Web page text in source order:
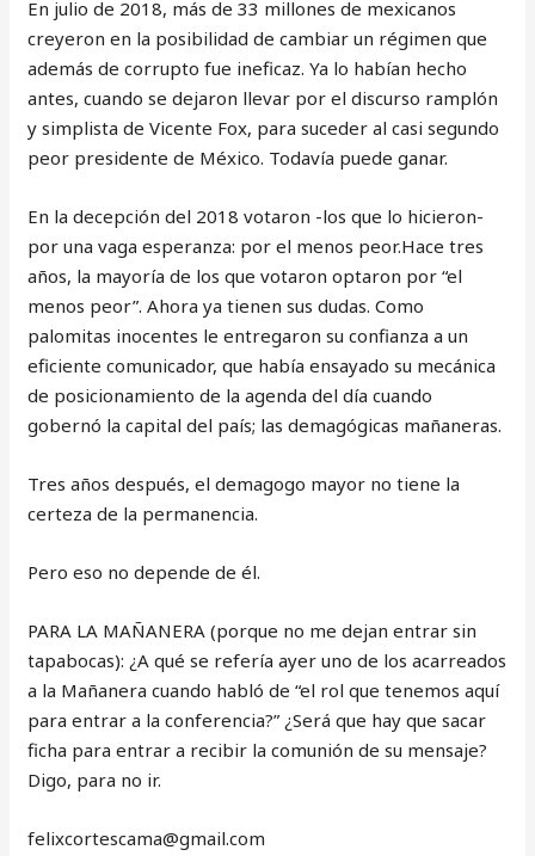
En julio de 2018, más de 33 millones de mexicanos
creyeron en la posibilidad de cambiar un régimen que
además de corrupto fue ineficaz. Ya lo habían hecho
antes, cuando se dejaron llevar por el discurso ramplón
y simplista de Vicente Fox, para suceder al casi segundo
peor presidente de México. Todavía puede ganar.
En la decepción del 2018 votaron -los que lo hicieron-
por una vaga esperanza: por el menos peor.Hace tres
años, la mayoría de los que votaron optaron por “el
menos peor”. Ahora ya tienen sus dudas. Como
palomitas inocentes le entregaron su confianza a un
eficiente comunicador, que había ensayado su mecánica
de posicionamiento de la agenda del día cuando
gobernó la capital del país; las demagógicas mañaneras.
Tres años después, el demagogo mayor no tiene la
certeza de la permanencia.
Pero eso no depende de él.
PARA LA MAÑANERA (porque no me dejan entrar sin
tapabocas): ¿A qué se refería ayer uno de los acarreados
a la Mañanera cuando habló de “el rol que tenemos aquí
para entrar a la conferencia?” ¿Será que hay que sacar
ficha para entrar a recibir la comunión de su mensaje?
Digo, para no ir.
‎felixcortescama@gmail.com